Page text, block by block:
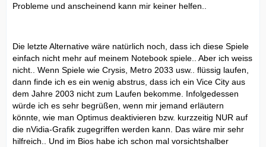
Probleme und anscheinend kann mir keiner helfen..
Die letzte Alternative wäre natürlich noch, dass ich diese Spiele
einfach nicht mehr auf meinem Notebook spiele.. Aber ich weiss
nicht.. Wenn Spiele wie Crysis, Metro 2033 usw.. flüssig laufen,
dann finde ich es ein wenig abstrus, dass ich ein Vice City aus
dem Jahre 2003 nicht zum Laufen bekomme. Infolgedessen
würde ich es sehr begrüßen, wenn mir jemand erläutern
könnte, wie man Optimus deaktivieren bzw. kurzzeitig NUR auf
die nVidia-Grafik zugegriffen werden kann. Das wäre mir sehr
hilfreich.. Und im Bios habe ich schon mal vorsichtshalber